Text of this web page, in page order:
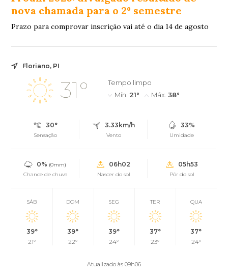
nova chamada para o 2º semestre
Prazo para comprovar inscrição vai até o dia 14 de agosto
Floriano, PI
31°
Tempo limpo
Mín. 21° Máx. 38°
30°
Sensação
3.33km/h
Vento
33%
Umidade
0% (0mm)
Chance de chuva
06h02
Nascer do sol
05h53
Pôr do sol
SÁB
39°
21°
DOM
39°
22°
SEG
39°
24°
TER
37°
23°
QUA
37°
24°
Atualizado às 09h06